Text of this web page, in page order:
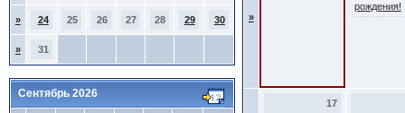
» 24 25 26 27 28 29 30
» 31
Сентябрь 2026
»
рождения!
17